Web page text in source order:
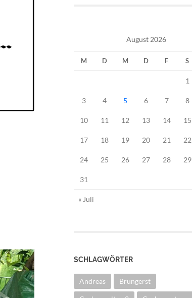
August 2026
M D M D F S
1
3 4 5 6 7 8
10 11 12 13 14 15
17 18 19 20 21 22
24 25 26 27 28 29
31
« Juli
SCHLAGWÖRTER
Andreas Brungerst